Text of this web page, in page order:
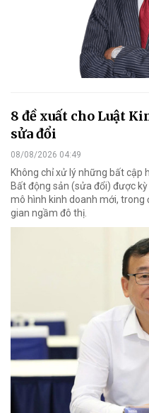
8 đề xuất cho Luật
sửa đổi
08/08/2026 04:49
Không chỉ xử lý những bất cập
Bất động sản (sửa đổi) được
mô hình kinh doanh mới, trong
gian ngầm đô thị.